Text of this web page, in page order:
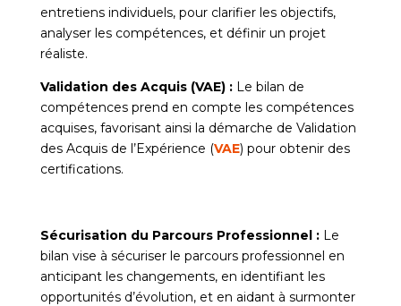
entretiens individuels, pour clarifier les objectifs,
analyser les compétences, et définir un projet
réaliste.
Validation des Acquis (VAE) : Le bilan de
compétences prend en compte les compétences
acquises, favorisant ainsi la démarche de Validation
des Acquis de l’Expérience (VAE) pour obtenir des
certifications.
Sécurisation du Parcours Professionnel :Le
bilan vise à sécuriser le parcours professionnel en
anticipant les changements, en identifiant les
opportunités d’évolution, et en aidant à surmonter